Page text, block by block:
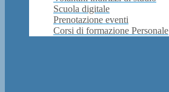
Scuola digitale
Prenotazione eventi
Corsi di formazione Personale